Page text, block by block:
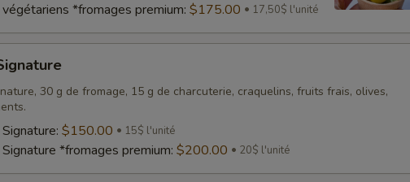
*fromages premium: $175.00 17,50$ l'unité
30 g de fromage, 15 g de charcuterie, craquelins, fruits frais, olives,
$150.00 15$ l'unité
*fromages premium: $200.00 20$ l'unité